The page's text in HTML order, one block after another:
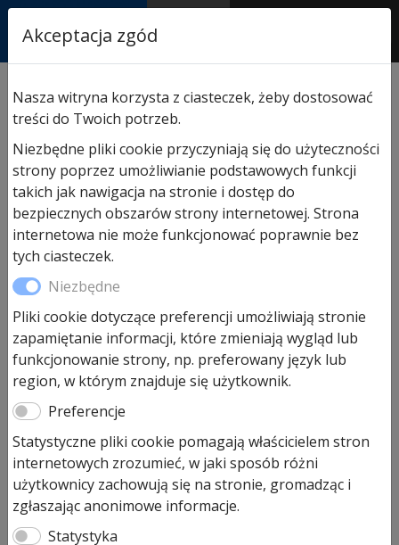
AUTORYZOWANY
PARTNER & SERWIS
Blog
Wymiana sprężyny w bramie
garażowej Hörmann: Przewodnik
Bez kategorii,Porady-9 sierpnia, 2024
Wymiana sprężyny w bramie
garażowej Hörmann: Przewodnik
Bramy garażowe są nieodłącznym elementem wielu domów,
zapewniając bezpieczeństwo i wygodę. Jednym z kluczowych
elementów, które wpływają na ich prawidłowe działanie, są
sprężyny. W tym wpisie omówimy, jak wymienić sprężynę w
bramie garażowej Hörmann, jednej z najbardziej
renomowanych firm w branży.
Akceptacja zgód
Nasza witryna korzysta z ciasteczek, żeby dostosować
treści do Twoich potrzeb.
Niezbędne pliki cookie przyczyniają się do użyteczności
strony poprzez umożliwianie podstawowych funkcji
takich jak nawigacja na stronie i dostęp do
bezpiecznych obszarów strony internetowej. Strona
internetowa nie może funkcjonować poprawnie bez
tych ciasteczek.
Niezbędne
Pliki cookie dotyczące preferencji umożliwiają stronie
zapamiętanie informacji, które zmieniają wygląd lub
funkcjonowanie strony, np. preferowany język lub
region, w którym znajduje się użytkownik.
Preferencje
Statystyczne pliki cookie pomagają właścicielem stron
internetowych zrozumieć, w jaki sposób różni
użytkownicy zachowują się na stronie, gromadząc i
zgłaszając anonimowe informacje.
Statystyka